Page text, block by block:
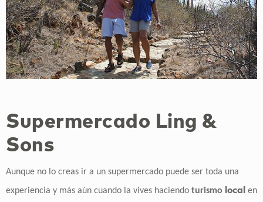
Supermercado Ling &
Sons
Aunque no lo creas ir a un supermercado puede ser toda una
experiencia y más aún cuando la vives haciendo turismo local en